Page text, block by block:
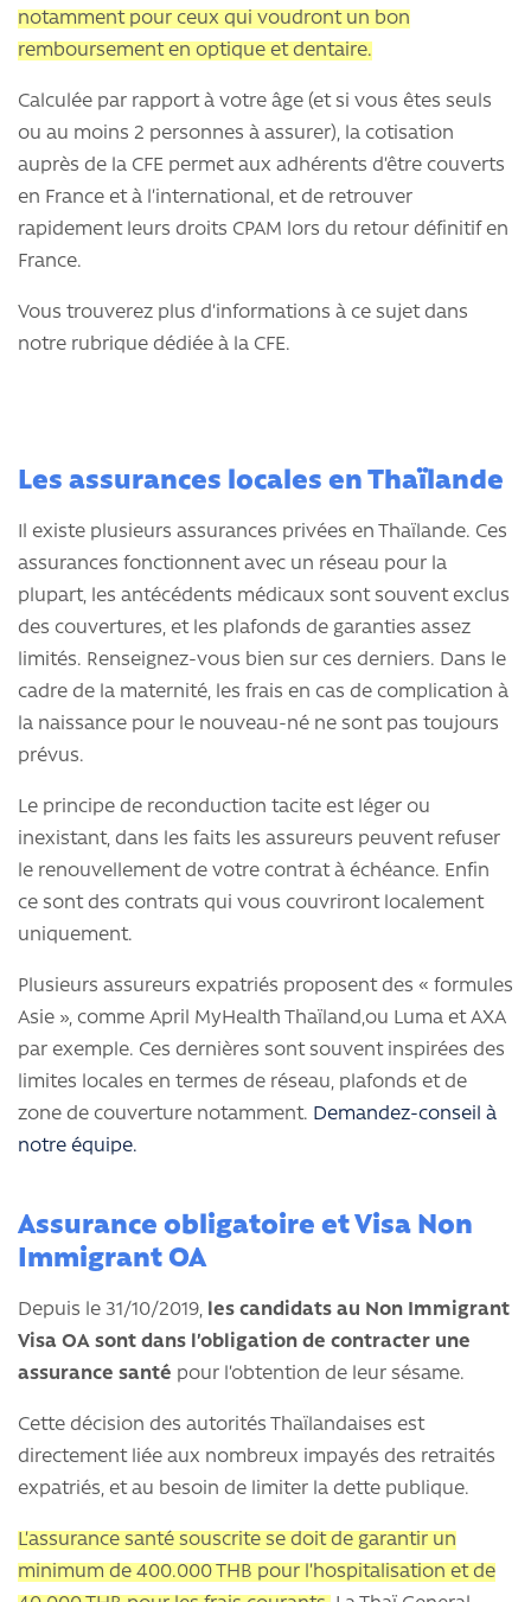
notamment pour ceux qui voudront un bon
remboursement en optique et dentaire.
Calculée par rapport à votre âge (et si vous êtes seuls
ou au moins 2 personnes à assurer), la cotisation
auprès de la CFE permet aux adhérents d’être couverts
en France et à l’international, et de retrouver
rapidement leurs droits CPAM lors du retour définitif en
France.
Vous trouverez plus d’informations à ce sujet dans
notre rubrique dédiée à la CFE.
Les assurances locales en Thaïlande
Il existe plusieurs assurances privées en Thaïlande. Ces
assurances fonctionnent avec un réseau pour la
plupart, les antécédents médicaux sont souvent exclus
des couvertures, et les plafonds de garanties assez
limités. Renseignez-vous bien sur ces derniers. Dans le
cadre de la maternité, les frais en cas de complication à
la naissance pour le nouveau-né ne sont pas toujours
prévus.
Le principe de reconduction tacite est léger ou
inexistant, dans les faits les assureurs peuvent refuser
le renouvellement de votre contrat à échéance. Enfin
ce sont des contrats qui vous couvriront localement
uniquement.
Plusieurs assureurs expatriés proposent des « formules
Asie », comme April MyHealth Thaïland,ou Luma et AXA
par exemple. Ces dernières sont souvent inspirées des
limites locales en termes de réseau, plafonds et de
zone de couverture notamment. Demandez-conseil à
notre équipe.
Assurance obligatoire et Visa Non
Immigrant OA
Depuis le 31/10/2019, les candidats au Non Immigrant
Visa OA sont dans l’obligation de contracter une
assurance santé pour l’obtention de leur sésame.
Cette décision des autorités Thaïlandaises est
directement liée aux nombreux impayés des retraités
expatriés, et au besoin de limiter la dette publique.
L’assurance santé souscrite se doit de garantir un
minimum de 400.000 THB pour l’hospitalisation et de